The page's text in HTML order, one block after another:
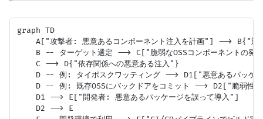
graph TD
A["攻撃者: 悪意あるコンポーネント注入を計画"] --> B{"対
B -- ターゲット選定 --> C["脆弱なOSSコンポーネントの発
    C --> D{"依存関係への悪意ある注入"}
D -- 例: タイポスクワッティング --> D1["悪意あるパッケ
D -- 例: 既存OSSにバックドアをコミット --> D2["脆弱性の
    D1 --> E["開発者: 悪意あるパッケージを誤って導入"]
    D2 --> E